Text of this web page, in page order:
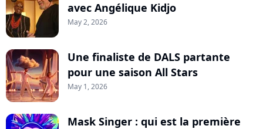
avec Angélique Kidjo
May 2, 2026
Une finaliste de DALS partante
pour une saison All Stars
May 1, 2026
Mask Singer : qui est la première